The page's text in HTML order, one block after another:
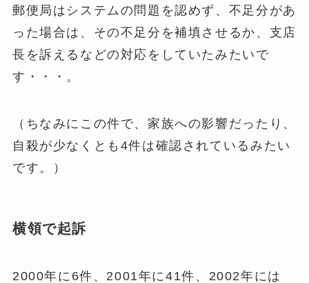
郵便局はシステムの問題を認めず、不足分があ
った場合は、その不足分を補填させるか、支店
長を訴えるなどの対応をしていたみたいで
す・・・。
（ちなみにこの件で、家族への影響だったり、
自殺が少なくとも4件は確認されているみたい
です。）
横領で起訴
2000年に6件、2001年に41件、2002年には